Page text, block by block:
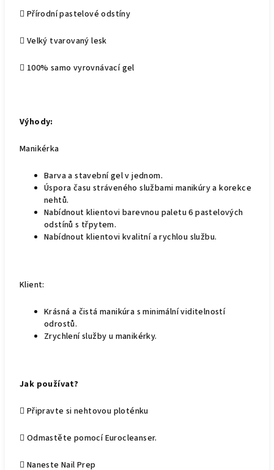
 Přírodní pastelové odstíny
 Velký tvarovaný lesk
 100% samo vyrovnávací gel
Výhody:
Manikérka
Barva a stavební gel v jednom.
Úspora času stráveného službami manikúry a korekce
nehtů.
Nabídnout klientovi barevnou paletu 6 pastelových
odstínů s třpytem.
Nabídnout klientovi kvalitní a rychlou službu.
Klient:
Krásná a čistá manikúra s minimální viditelností
odrostů.
Zrychlení služby u manikérky.
Jak používat?
 Připravte si nehtovou ploténku
 Odmastěte pomocí Eurocleanser.
 Naneste Nail Prep